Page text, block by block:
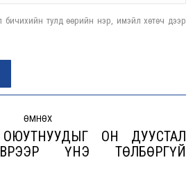
бичихийн тулд өөрийн нэр, имэйл хөтөч дээр
ӨМНӨХ
Previous
ОЮУТНУУДЫГ ОН ДУУСТАЛ
ҮНЭ ТӨЛБӨРГҮЙ